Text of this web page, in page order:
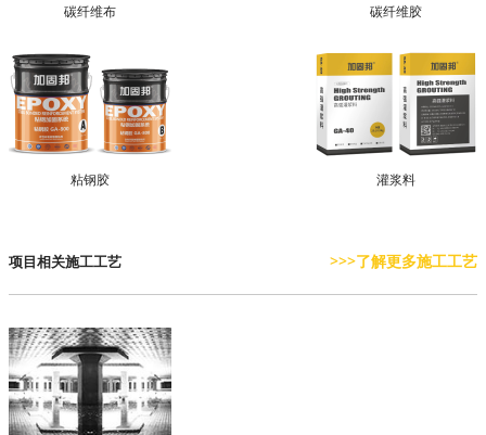
碳纤维布 碳纤维胶
粘钢胶 灌浆料
项目相关施工工艺 >>>了解更多施工工艺